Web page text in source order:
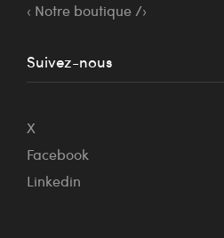
‹ Notre boutique /›
Suivez-nous
X
Facebook
Linkedin